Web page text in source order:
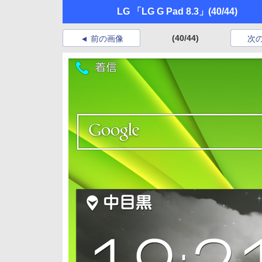
LG 「LG G Pad 8.3」 (40/44)
前の画像 (40/44) 次